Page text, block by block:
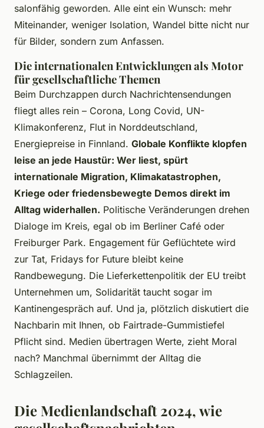
salonfähig geworden. Alle eint ein Wunsch: mehr
Miteinander, weniger Isolation, Wandel bitte nicht nur
für Bilder, sondern zum Anfassen.
Die internationalen Entwicklungen als Motor
für gesellschaftliche Themen
Beim Durchzappen durch Nachrichtensendungen
fliegt alles rein – Corona, Long Covid, UN-
Klimakonferenz, Flut in Norddeutschland,
Energiepreise in Finnland. Globale Konflikte klopfen
leise an jede Haustür: Wer liest, spürt
internationale Migration, Klimakatastrophen,
Kriege oder friedensbewegte Demos direkt im
Alltag widerhallen. Politische Veränderungen drehen
Dialoge im Kreis, egal ob im Berliner Café oder
Freiburger Park. Engagement für Geflüchtete wird
zur Tat, Fridays for Future bleibt keine
Randbewegung. Die Lieferkettenpolitik der EU treibt
Unternehmen um, Solidarität taucht sogar im
Kantinengespräch auf. Und ja, plötzlich diskutiert die
Nachbarin mit Ihnen, ob Fairtrade-Gummistiefel
Pflicht sind. Medien übertragen Werte, zieht Moral
nach? Manchmal übernimmt der Alltag die
Schlagzeilen.
Die Medienlandschaft 2024, wie